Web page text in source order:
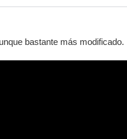
bastante más modificado.